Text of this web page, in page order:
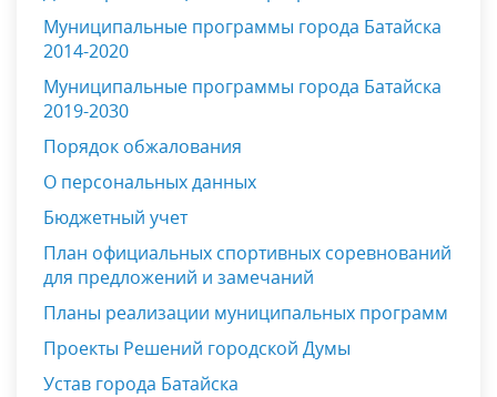
Муниципальные программы города Батайска
2014-2020
Муниципальные программы города Батайска
2019-2030
Порядок обжалования
О персональных данных
Бюджетный учет
План официальных спортивных соревнований
для предложений и замечаний
Планы реализации муниципальных программ
Проекты Решений городской Думы
Устав города Батайска